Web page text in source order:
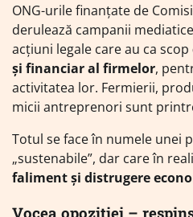
ONG-urile finanțate de
derulează campanii
acțiuni legale care au ca scop
și financiar al firmelor,
activitatea lor. Fermierii,
micii antreprenori sunt
Totul se face în numele unei
„sustenabile”, dar care în
faliment și distrugere
Vocea opoziției –